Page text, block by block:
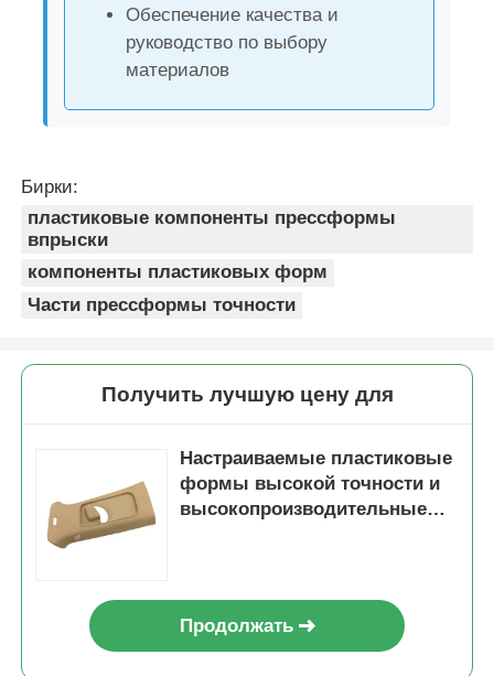
Главная страница
Продукция
О Компании
Наша фабрика
контроль качества
контактные данные
Новости
Отправить запрос
Обеспечение качества и
руководство по выбору
материалов
Бирки:
пластиковые компоненты прессформы
впрыски
компоненты пластиковых форм
Части прессформы точности
Получить лучшую цену для
Настраиваемые пластиковые
формы высокой точности и
высокопроизводительные
Продолжать